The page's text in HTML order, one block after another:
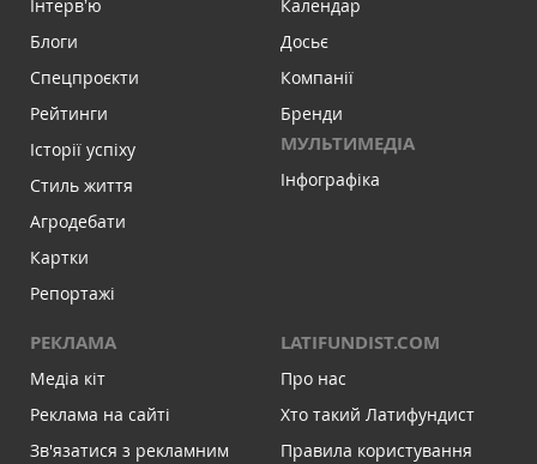
Інтервʼю
Блоги
Спецпроєкти
Рейтинги
Історії успіху
Стиль життя
Агродебати
Картки
Репортажі
Календар
Досьє
Компанії
Бренди
МУЛЬТИМЕДІА
Інфографіка
РЕКЛАМА
Медіа кіт
Реклама на сайті
Зв'язатися з рекламним
LATIFUNDIST.COM
Про нас
Хто такий Латифундист
Правила користування